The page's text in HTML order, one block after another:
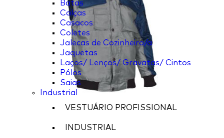
Batas
Calças
Casacos
Coletes
Jalecas de Cozinheiro/a
Jaquetas
Laços/ Lenços/ Gravatas/ Cintos
Pólos
Saias
Industrial
VESTUÁRIO PROFISSIONAL
INDUSTRIAL